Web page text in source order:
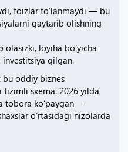
foizlar to‘lanmaydi — bu
qaytarib olishning
olasizki, loyiha bo‘yicha
qilgan.
bu oddiy biznes
sxema. 2026 yilda
tobora ko‘paygan —
o‘rtasidagi nizolarda